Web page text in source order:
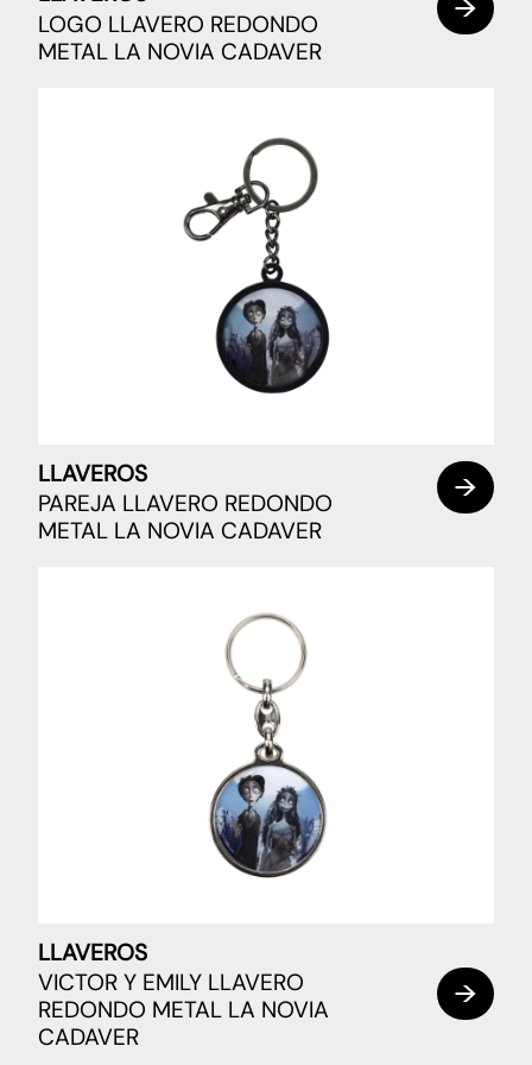
LOGO LLAVERO REDONDO
METAL LA NOVIA CADAVER
LLAVEROS
PAREJA LLAVERO REDONDO
METAL LA NOVIA CADAVER
LLAVEROS
VICTOR Y EMILY LLAVERO
REDONDO METAL LA NOVIA
CADAVER